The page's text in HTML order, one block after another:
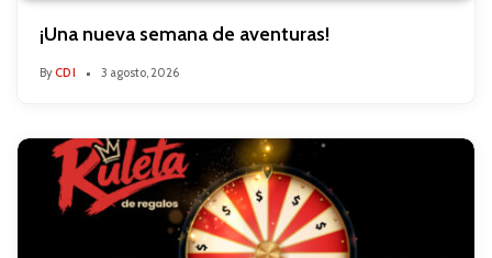
¡Una nueva semana de aventuras!
ByCDI 3 agosto, 2026